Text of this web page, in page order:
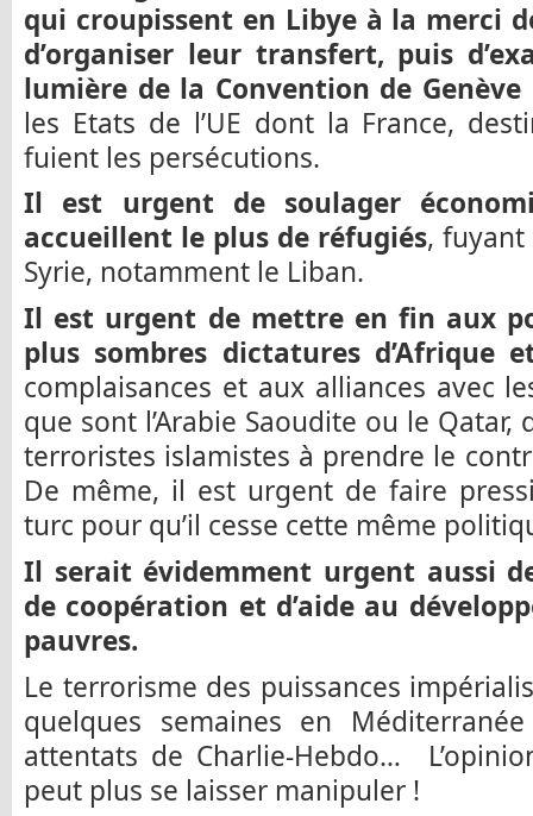
qui croupissent en Libye à la merci
d’organiser leur transfert, puis
lumière de la Convention de
les Etats de l’UE dont la France,
fuient les persécutions.
Il est urgent de soulager
accueillent le plus de réfugiés,
Syrie, notamment le Liban.
Il est urgent de mettre en fin aux
plus sombres dictatures d’Afrique
complaisances et aux alliances avec
que sont l’Arabie Saoudite ou le
terroristes islamistes à prendre le
De même, il est urgent de faire
turc pour qu’il cesse cette même
Il serait évidemment urgent aussi
de coopération et d’aide au
pauvres.
Le terrorisme des puissances
quelques semaines en
attentats de Charlie-Hebdo…
peut plus se laisser manipuler !